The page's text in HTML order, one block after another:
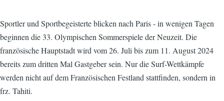
Sportler und Sportbegeisterte blicken nach Paris - in wenigen Tagen
beginnen die 33. Olympischen Sommerspiele der Neuzeit. Die
französische Hauptstadt wird vom 26. Juli bis zum 11. August 2024
bereits zum dritten Mal Gastgeber sein. Nur die Surf-Wettkämpfe
werden nicht auf dem Französischen Festland stattfinden, sondern in
frz. Tahiti.